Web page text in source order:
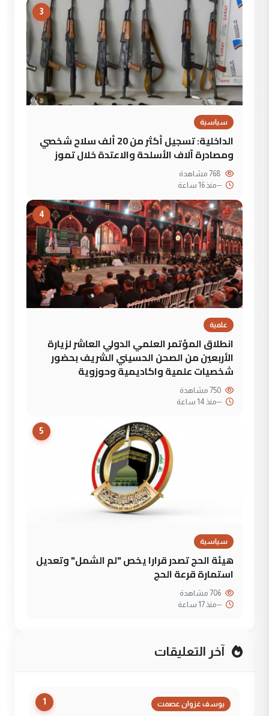
3
سياسية
الداخلية: تسجيل أكثر من 20 ألف سلاح شخصي
ومصادرة آلاف الأسلحة والاعتدة خلال تموز
--منذ 16 ساعة
4
علمية
انطلاق المؤتمر العلمي الدولي العاشر لزيارة
الأربعين من الصحن الحسيني الشريف بحضور
شخصيات علمية واكاديمية وحوزوية
--منذ 14 ساعة
5
سياسية
هيئة الحج تصدر قرارا يخص "لم الشمل" وتعديل
استمارة قرعة الحج
--منذ 17 ساعة
آخر التعليقات
1 يوسف غزوان عصمت